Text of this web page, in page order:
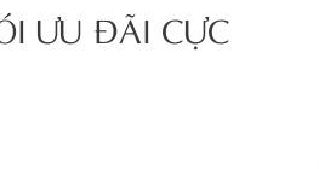
ƯU ĐÃI CỰC